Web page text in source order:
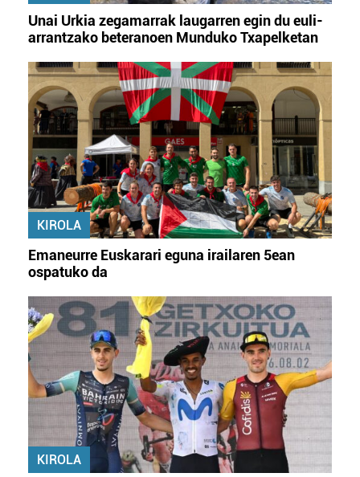
Unai Urkia zegamarrak laugarren egin du euli-
arrantzako beteranoen Munduko Txapelketan
KIROLA
Emaneurre Euskarari eguna irailaren 5ean
ospatuko da
KIROLA